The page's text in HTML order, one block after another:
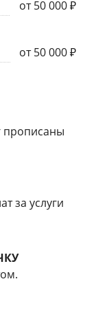
от 50 000 ₽
от 50 000 ₽
прописаны
за услуги